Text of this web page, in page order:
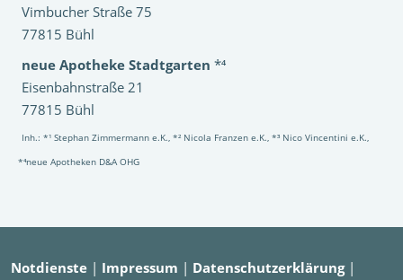
Vimbucher Straße 75
77815 Bühl
neue Apotheke Stadtgarten *⁴
Eisenbahnstraße 21
77815 Bühl
Inh.: *¹ Stephan Zimmermann e.K., *² Nicola Franzen e.K., *³ Nico Vincentini e.K.,
*⁴neue Apotheken D&A OHG
Notdienste | Impressum | Datenschutzerklärung|